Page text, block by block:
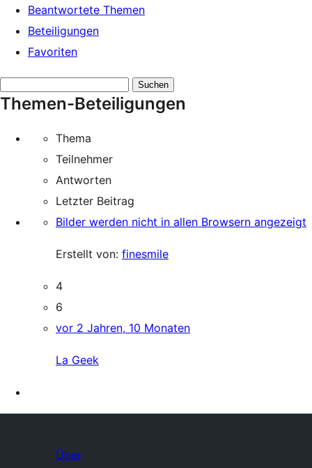
Beantwortete Themen
Beteiligungen
Favoriten
suchen:
Themen-Beteiligungen
Thema
Teilnehmer
Antworten
Letzter Beitrag
Bilder werden nicht in allen Browsern angezeigt
Erstellt von: finesmile
4
6
vor 2 Jahren, 10 Monaten
La Geek
Über